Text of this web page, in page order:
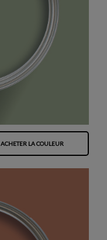
ACHETER LA COULEUR